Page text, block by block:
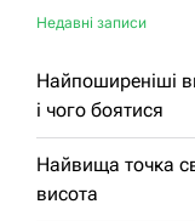
Недавні записи
Найпоширеніші
і чого боятися
Найвища точка
висота